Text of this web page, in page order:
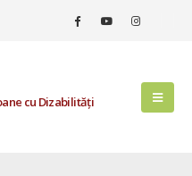
cu Dizabilități